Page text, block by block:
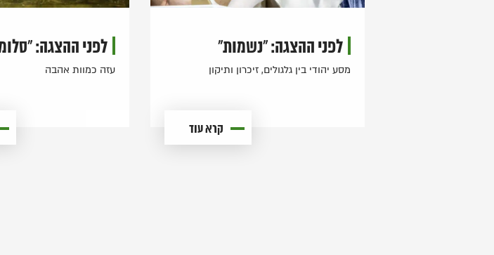
לפני ההצגה: "נשמות"
מסע יהודי בין גלגולים, זיכרון ותיקון
קרא עוד
לפני ההצגה:
עזה כמוות אהבה